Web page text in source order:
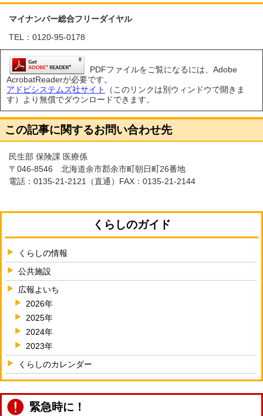
マイナンバー総合フリーダイヤル
TEL：0120-95-0178
PDFファイルをご覧になるには、Adobe
AcrobatReaderが必要です。
アドビシステムズ社サイト
（このリンクは別ウィンドウで開きま
す）より無償でダウンロードできます。
この記事に関するお問い合わせ先
民生部 保険課 医療係
〒046-8546 北海道余市郡余市町朝日町26番地
電話： 0135-21-2121 （直通）FAX：0135-21-2144
くらしのガイド
くらしの情報
公共施設
広報よいち
2026年
2025年
2024年
2023年
くらしのカレンダー
緊急時に！